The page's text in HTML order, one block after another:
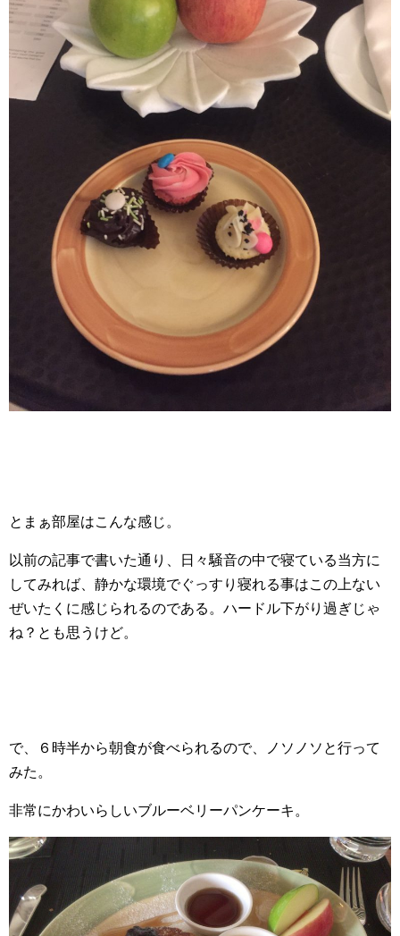
とまぁ部屋はこんな感じ。
以前の記事で書いた通り、日々騒音の中で寝ている当方に
してみれば、静かな環境でぐっすり寝れる事はこの上ない
ぜいたくに感じられるのである。ハードル下がり過ぎじゃ
ね？とも思うけど。
で、６時半から朝食が食べられるので、ノソノソと行って
みた。
非常にかわいらしいブルーベリーパンケーキ。